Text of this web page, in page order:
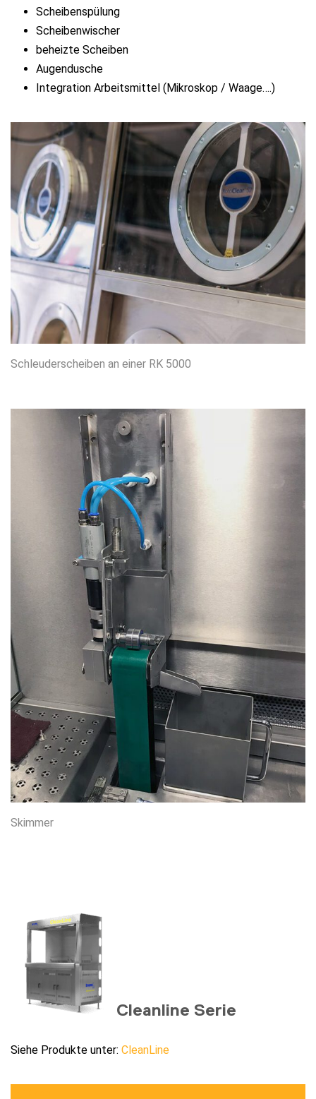
Scheibenspülung
Scheibenwischer
beheizte Scheiben
Augendusche
Integration Arbeitsmittel (Mikroskop / Waage….)
Schleuderscheiben an einer RK 5000
Skimmer
Cleanline Serie
Siehe Produkte unter: CleanLine